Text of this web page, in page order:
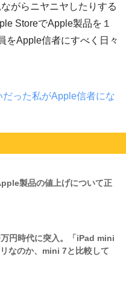
がらニヤニヤしたりする
StoreでApple製品を１
をApple信者にすべく日々
った私がApple信者にな
製品の値上げについて正
円時代に突入。「iPad mini
なのか、mini 7と比較して